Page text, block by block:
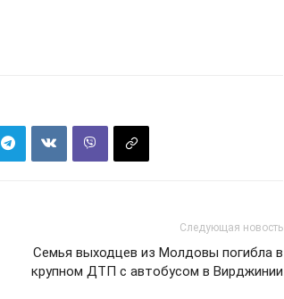
Следующая новость
Семья выходцев из Молдовы погибла в
крупном ДТП с автобусом в Вирджинии